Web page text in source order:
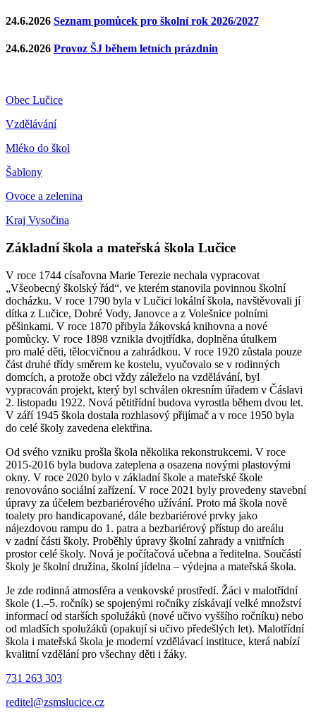
24.6.2026 Seznam pomůcek pro školní rok 2026/2027
24.6.2026 Provoz ŠJ během letních prázdnin
Obec Lučice
Vzdělávání
Mléko do škol
Šablony
Ovoce a zelenina
Kraj Vysočina
Základní škola a mateřská škola Lučice
V roce 1744 císařovna Marie Terezie nechala vypracovat
„Všeobecný školský řád“, ve kterém stanovila povinnou školní
docházku. V roce 1790 byla v Lučici lokální škola, navštěvovali jí
dítka z Lučice, Dobré Vody, Janovce a z Volešnice polními
pěšinkami. V roce 1870 přibyla žákovská knihovna a nové
pomůcky. V roce 1898 vznikla dvojtřídka, doplněna útulkem
pro malé děti, tělocvičnou a zahrádkou. V roce 1920 zůstala pouze
část druhé třídy směrem ke kostelu, vyučovalo se v rodinných
domcích, a protože obci vždy záleželo na vzdělávání, byl
vypracován projekt, který byl schválen okresním úřadem v Čáslavi
2. listopadu 1922. Nová pětitřídní budova vyrostla během dvou let.
V září 1945 škola dostala rozhlasový přijímač a v roce 1950 byla
do celé školy zavedena elektřina.
Od svého vzniku prošla škola několika rekonstrukcemi. V roce
2015-2016 byla budova zateplena a osazena novými plastovými
okny. V roce 2020 bylo v základní škole a mateřské škole
renovováno sociální zařízení. V roce 2021 byly provedeny stavební
úpravy za účelem bezbariérového užívání. Proto má škola nově
toalety pro handicapované, dále bezbariérové prvky jako
nájezdovou rampu do 1. patra a bezbariérový přístup do areálu
v zadní části školy. Proběhly úpravy školní zahrady a vnitřních
prostor celé školy. Nová je počítačová učebna a ředitelna. Součástí
školy je školní družina, školní jídelna – výdejna a mateřská škola.
Je zde rodinná atmosféra a venkovské prostředí. Žáci v malotřídní
škole (1.–5. ročník) se spojenými ročníky získávají velké množství
informací od starších spolužáků (nové učivo vyššího ročníku) nebo
od mladších spolužáků (opakují si učivo předešlých let). Malotřídní
škola i mateřská škola je moderní vzdělávací instituce, která nabízí
kvalitní vzdělání pro všechny děti i žáky.
731 263 303
reditel@zsmslucice.cz